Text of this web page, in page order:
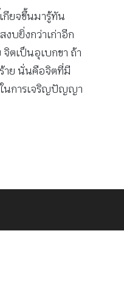
กียจขึ้นมารู้ทัน
บยิ่งกว่าเก่าอีก
ตเป็นอุเบกขา ถ้า
าย นั่นคือจิตที่มี
ในการเจริญปัญญา